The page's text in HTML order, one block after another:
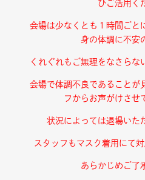
ひご活用く
会場は少なくとも１時間ごと
身の体調に不安
くれぐれもご無理をなさらな
会場で体調不良であることが
フからお声がけさせ
状況によっては退場いた
スタッフもマスク着用にて
あらかじめご了